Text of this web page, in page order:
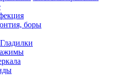
боры
Гладилки